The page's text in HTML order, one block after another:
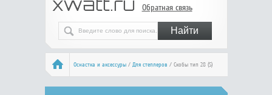
Обратная связь
Оснастка и аксессуры/ Для степлеров / Скобы тип 28 (S)